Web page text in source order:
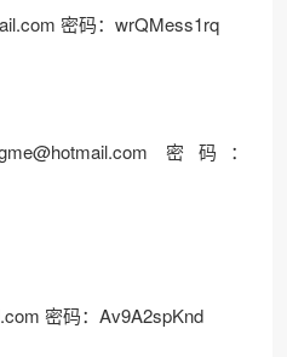
密码：wrQMess1rq
密码：
密码：Av9A2spKnd